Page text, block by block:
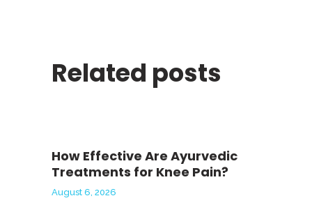
Related posts
How Effective Are Ayurvedic
Treatments for Knee Pain?
August 6, 2026